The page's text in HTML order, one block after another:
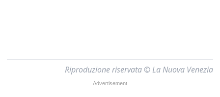
Riproduzione riservata © La Nuova Venezia